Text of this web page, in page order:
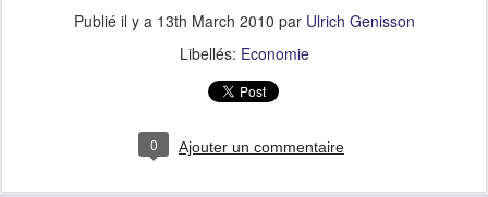
Publié il y a 13th March 2010 par Ulrich Genisson
Libellés: Economie
0 Ajouter un commentaire